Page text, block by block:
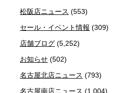
松阪店ニュース (553)
セール・イベント情報 (309)
店舗ブログ (5,252)
お知らせ (502)
名古屋北店ニュース (793)
名古屋南店ニュース (1,004)